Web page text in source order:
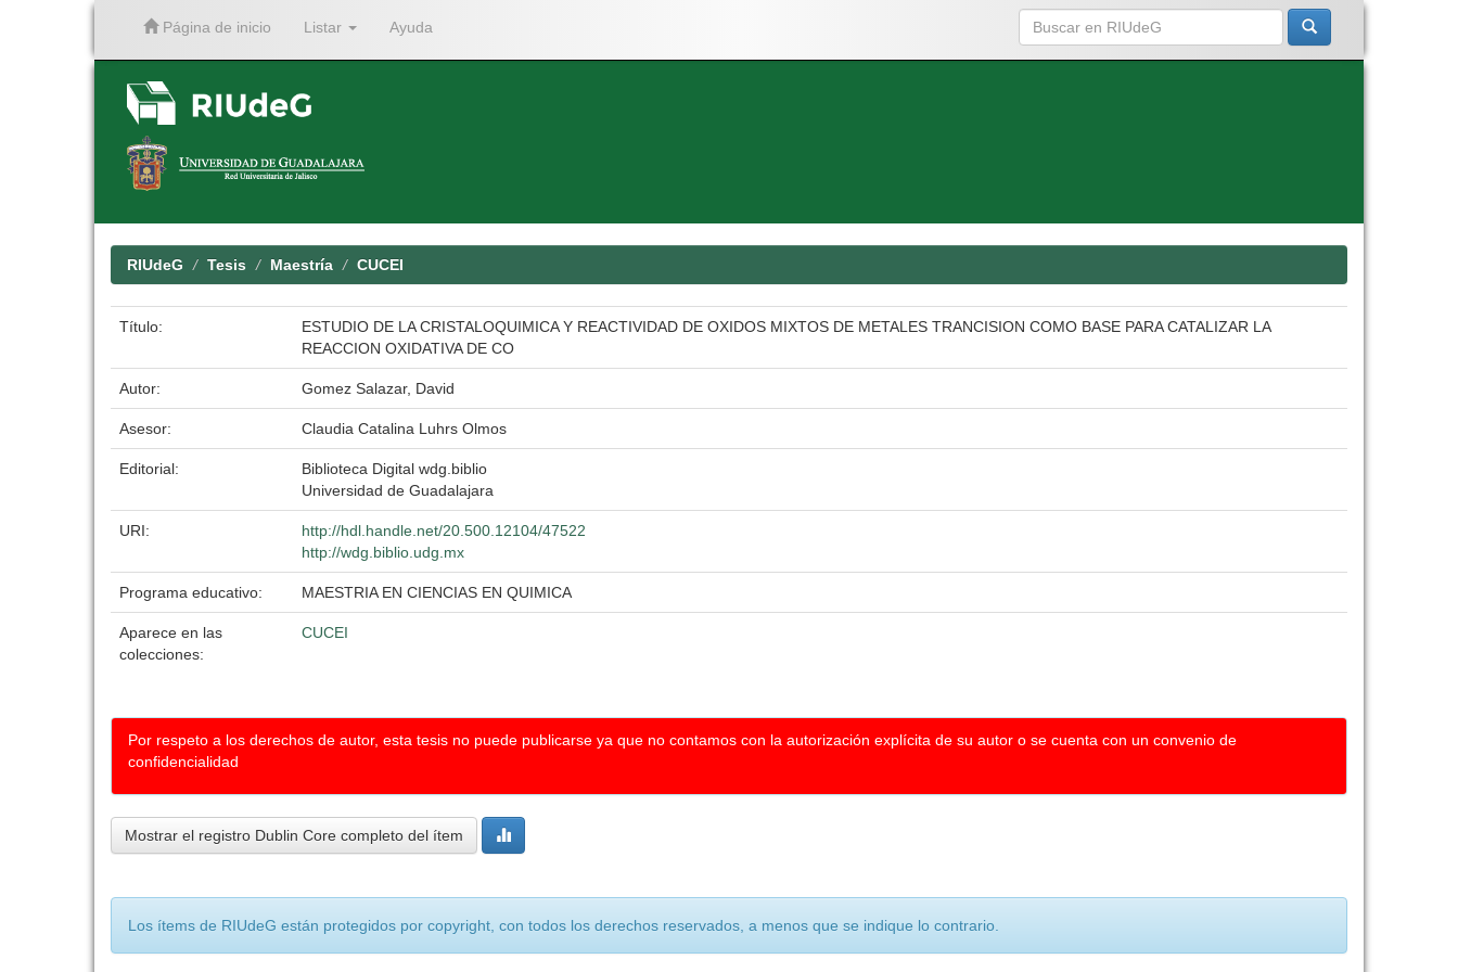
Página de inicio Listar Ayuda
RIUdeG Tesis Maestría CUCEI
Título:
ESTUDIO DE LA CRISTALOQUIMICA Y REACTIVIDAD DE OXIDOS MIXTOS DE METALES TRANCISION COMO BASE PARA CATALIZAR LA
REACCION OXIDATIVA DE CO
Autor: Gomez Salazar, David
Asesor: Claudia Catalina Luhrs Olmos
Editorial:
Biblioteca Digital wdg.biblio
Universidad de Guadalajara
URI:
http://hdl.handle.net/20.500.12104/47522
http://wdg.biblio.udg.mx
Programa educativo: MAESTRIA EN CIENCIAS EN QUIMICA
Aparece en las
colecciones:
CUCEI
Por respeto a los derechos de autor, esta tesis no puede publicarse ya que no contamos con la autorización explícita de su autor o se cuenta con un convenio de
confidencialidad
Mostrar el registro Dublin Core completo del ítem
Los ítems de RIUdeG están protegidos por copyright, con todos los derechos reservados, a menos que se indique lo contrario.